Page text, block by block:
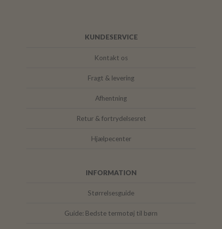
KUNDESERVICE
Kontakt os
Fragt & levering
Afhentning
Retur & fortrydelsesret
Hjælpecenter
INFORMATION
Størrelsesguide
Guide: Bedste termotøj til børn